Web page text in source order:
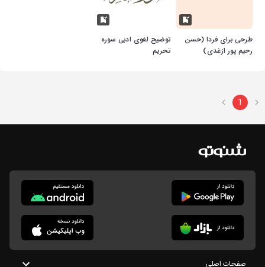
طرحی برای فردا (حسن
رحیم پور ازغدی)
توضیح لغوی ادبی سوره
تحریم
1
صفحات اصلی